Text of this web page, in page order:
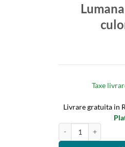
Taxe
Livrare gratuita in